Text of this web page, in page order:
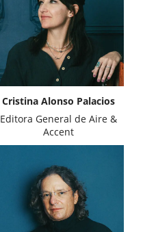
Cristina Alonso Palacios
Editora General de Aire &
Accent